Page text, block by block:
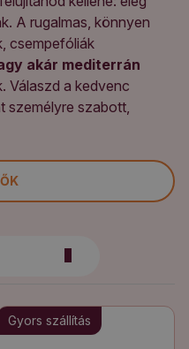
A rugalmas, könnyen
csempefóliák
akár mediterrán
Válaszd a kedvenc
személyre szabott,
Gyors szállítás